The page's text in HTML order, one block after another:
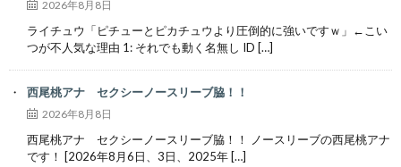
2026年8月8日
ライチュウ「ピチューとピカチュウより圧倒的に強いですｗ」←こい
つが不人気な理由 1: それでも動く名無し ID […]
西尾桃アナ セクシーノースリーブ脇！！
2026年8月8日
西尾桃アナ セクシーノースリーブ脇！！ ノースリーブの西尾桃アナ
です！ [2026年8月6日、3日、2025年 […]